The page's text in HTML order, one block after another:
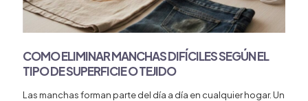
COMO ELIMINAR MANCHAS DIFÍCILES SEGÚN EL
TIPO DE SUPERFICIE O TEJIDO
Las manchas forman parte del día a día en cualquier hogar. Un